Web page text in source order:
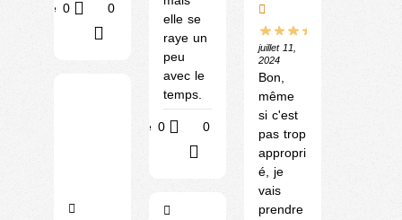
Utile 0 0
elle se
raye un
peu
avec le
temps.
Utile 0 0
juillet 11,
2024
Bon,
même
si c'est
pas trop
appropri
é, je
vais
prendre